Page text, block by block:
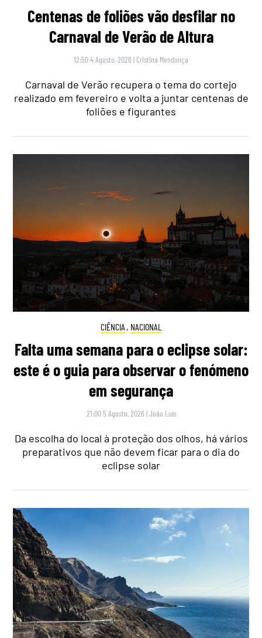
Centenas de foliões vão desfilar no
Carnaval de Verão de Altura
12:50 4 Agosto, 2026 | Cristina Mendonça
Carnaval de Verão recupera o tema do cortejo
realizado em fevereiro e volta a juntar centenas de
foliões e figurantes
CIÊNCIA , NACIONAL
Falta uma semana para o eclipse solar:
este é o guia para observar o fenómeno
em segurança
21:00 5 Agosto, 2026 |João Luís
Da escolha do local à proteção dos olhos, há vários
preparativos que não devem ficar para o dia do
eclipse solar